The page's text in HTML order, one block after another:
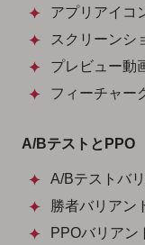
アプリアイコ
スクリーンシ
プレビュー動
フィーチャー
A/BテストとPPO
A/Bテストバ
勝者バリアン
PPOバリアン